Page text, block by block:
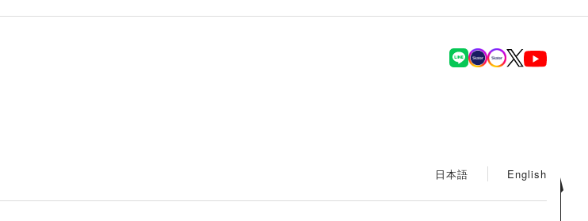
English
日本語